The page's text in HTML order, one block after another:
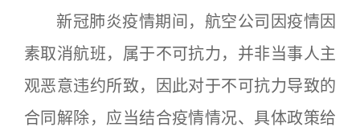
新冠肺炎疫情期间，航空公司因疫情因
素取消航班，属于不可抗力，并非当事人主
观恶意违约所致，因此对于不可抗力导致的
合同解除，应当结合疫情情况、具体政策给